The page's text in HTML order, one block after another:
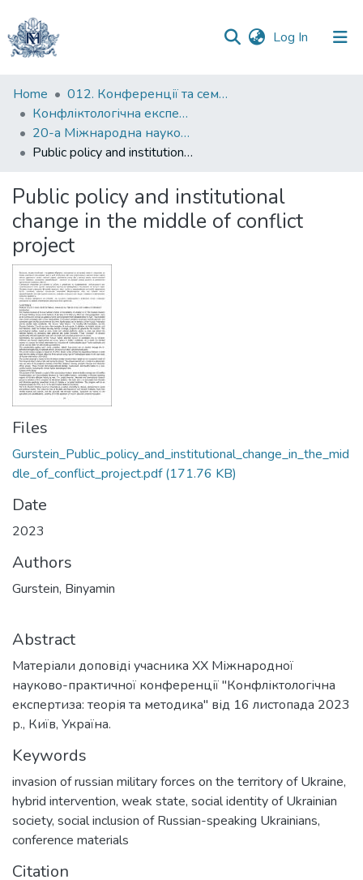
Log In (current)
Communities
&
Collections
All of DSpace
Statistics
Home
012. Конференції та семінари НаУКМА
Конфліктологічна експертиза: теорія та методика
20-а Міжнародна науково-практична конференція "Конфліктологічна експертиза: теорія та методика"
Public policy and institutional change in the middle of conflict project
Public policy and institutional
change in the middle of conflict
project
Files
Gurstein_Public_policy_and_institutional_change_in_the_mid
dle_of_conflict_project.pdf(171.76 KB)
Date
2023
Authors
Gurstein, Binyamin
Abstract
Матеріали доповіді учасника ХХ Міжнародної
науково-практичної конференції "Конфліктологічна
експертиза: теорія та методика" від 16 листопада 2023
р., Київ, Україна.
Keywords
invasion of russian military forces on the territory of Ukraine,
hybrid intervention, weak state, social identity of Ukrainian
society, social inclusion of Russian-speaking Ukrainians,
conference materials
Citation